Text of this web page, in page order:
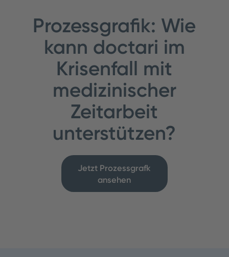
Prozessgrafik: Wie
kann doctari im
Krisenfall mit
medizinischer
Zeitarbeit
unterstützen?
Jetzt Prozessgrafk
ansehen